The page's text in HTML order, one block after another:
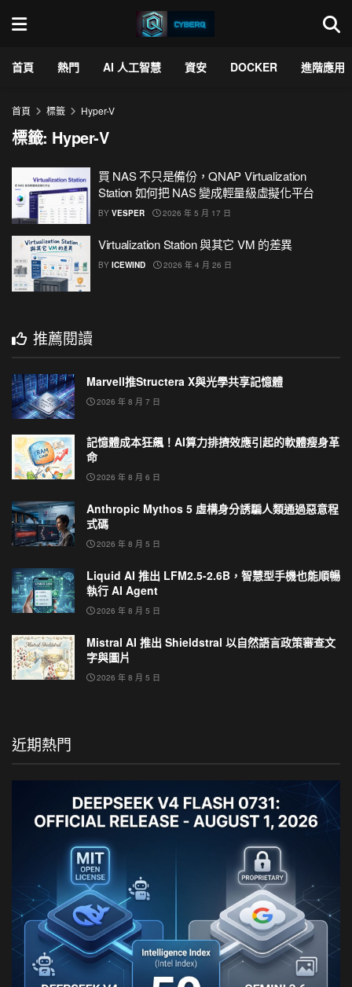
首頁 熱門 AI 人工智慧 資安 DOCKER 進階應用
首頁 標籤 Hyper-V
標籤: Hyper-V
買 NAS 不只是備份，QNAP Virtualization
Station 如何把 NAS 變成輕量級虛擬化平台
BY VESPER 2026 年 5 月 17 日
Virtualization Station 與其它 VM 的差異
BY ICEWIND 2026 年 4 月 26 日
推薦閱讀
Marvell推Structera X與光學共享記憶體
2026 年 8 月 7 日
記憶體成本狂飆！AI算力排擠效應引起的軟體瘦身革
命
2026 年 8 月 6 日
Anthropic Mythos 5 虛構身分誘騙人類通過惡意程
式碼
2026 年 8 月 5 日
Liquid AI 推出 LFM2.5-2.6B，智慧型手機也能順暢
執行 AI Agent
2026 年 8 月 5 日
Mistral AI 推出 Shieldstral 以自然語言政策審查文
字與圖片
2026 年 8 月 5 日
近期熱門